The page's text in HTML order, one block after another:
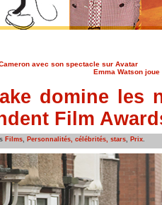
avec son spectacle sur Avatar
Emma Watson
domine les
Film
Films, Personnalités, célébrités, stars, Prix.